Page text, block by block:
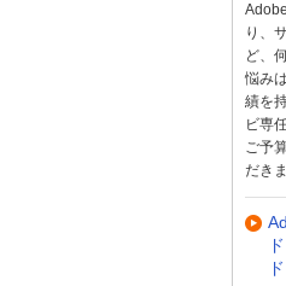
り、
ど、
悩み
績を
ビ専
ご予
だき
ド